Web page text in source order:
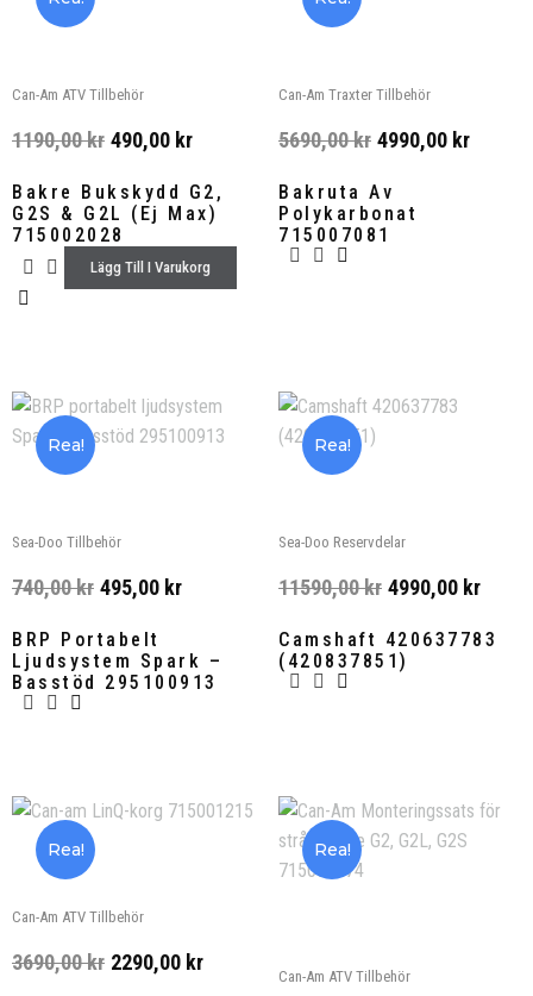
Can-Am ATV Tillbehör
Bakre Bukskydd G2,
G2S & G2L (Ej Max)
715002028
1190,00kr 490,00 kr
Lägg Till I Varukorg
Can-Am Traxter Tillbehör
Bakruta Av
Polykarbonat
715007081
5690,00kr 4990,00 kr
Rea!
Sea-Doo Tillbehör
BRP Portabelt
Ljudsystem Spark –
Basstöd 295100913
740,00kr 495,00 kr
Rea!
Sea-Doo Reservdelar
Camshaft 420637783
(420837851)
11590,00kr 4990,00 kr
Rea!
Can-Am ATV Tillbehör
3690,00kr 2290,00 kr
Rea!
Can-Am ATV Tillbehör